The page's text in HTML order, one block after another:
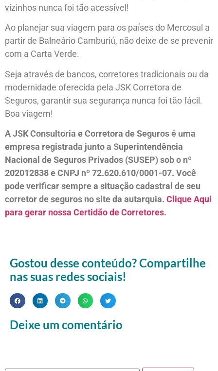
vizinhos nunca foi tão acessível!
Ao planejar sua viagem para os países do Mercosul a
partir de Balneário Camburiú, não deixe de se prevenir
com a Carta Verde.
Seja através de bancos, corretores tradicionais ou da
modernidade oferecida pela JSK Corretora de
Seguros, garantir sua segurança nunca foi tão fácil.
Boa viagem!
A JSK Consultoria e Corretora de Seguros é uma
empresa registrada junto a Superintendência
Nacional de Seguros Privados (SUSEP) sob o nº
202012838 e CNPJ nº 72.620.610/0001-07. Você
pode verificar sempre a situação cadastral de seu
corretor de seguros no site da autarquia. Clique Aqui
para gerar nossa Certidão de Corretores.
Gostou desse conteúdo? Compartilhe
nas suas redes sociais!
Deixe um comentário